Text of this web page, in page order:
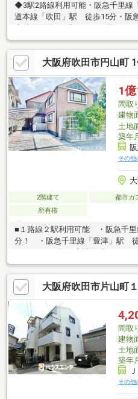
◆3駅2路線利用可能・阪急千里
道本線「吹田」駅 徒歩15分・阪
3LDKタイプ◆平成25年11月建築
ダイニングに床暖房◆収納スペー
による制限あり)◆室内丁寧にお使
ョン～◇ライフ豊津店まで徒歩6
歩7分(約481m)◇吹田第二小学校
校まで徒歩15分(約1160m)
大阪府吹田市円山町
1
間取
建物
土地
築年
その他
2階建て 都市ガ
所有権
■１路線２駅利用可能 ・阪急千
分！ ・阪急千里線「豊津」駅 徒
物面積：２０１．４０㎡（６０．
畳■各居室は約６畳以上ございま
お問合せにつきましては、 担当
致します。（フリーコール０１２
大阪府吹田市片山町
間取
建物
土地
築年
その他